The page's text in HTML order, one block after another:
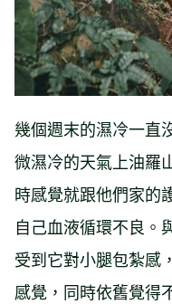
幾個週末的濕冷一直
微濕冷的天氣上油羅
時感覺就跟他們家的
自己血液循環不良。
受到它對小腿包紮感
感覺，同時依舊覺得